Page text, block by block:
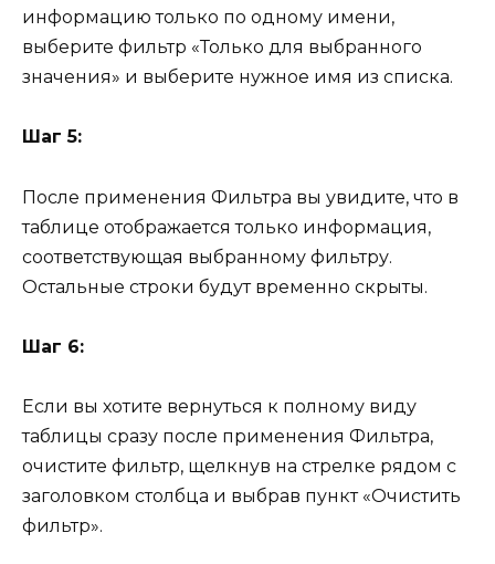
информацию только по одному имени,
выберите фильтр «Только для выбранного
значения» и выберите нужное имя из списка.
Шаг 5:
После применения Фильтра вы увидите, что в
таблице отображается только информация,
соответствующая выбранному фильтру.
Остальные строки будут временно скрыты.
Шаг 6:
Если вы хотите вернуться к полному виду
таблицы сразу после применения Фильтра,
очистите фильтр, щелкнув на стрелке рядом с
заголовком столбца и выбрав пункт «Очистить
фильтр».